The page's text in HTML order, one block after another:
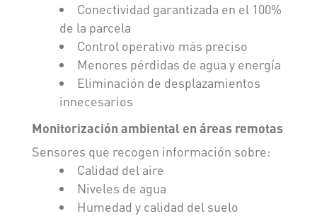
Conectividad garantizada en el 100%
de la parcela
Control operativo más preciso
Menores pérdidas de agua y energía
Eliminación de desplazamientos
innecesarios
Monitorización ambiental en áreas remotas
Sensores que recogen información sobre:
Calidad del aire
Niveles de agua
Humedad y calidad del suelo